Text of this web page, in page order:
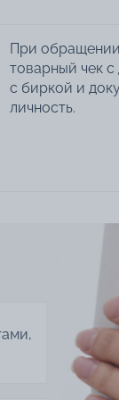
При
товарный чек
с биркой и
личность.